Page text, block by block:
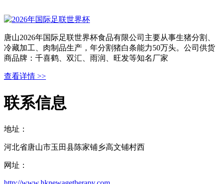
唐山2026年国际足联世界杯食品有限公司主要从事生猪分割、
冷藏加工、肉制品生产，年分割猪白条能力50万头。公司供货
商品牌：千喜鹤、双汇、雨润、旺发等知名厂家
查看详情 >>
联系信息
地址：
河北省唐山市玉田县陈家铺乡高文铺村西
网址：